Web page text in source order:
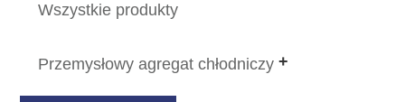
Wszystkie produkty
Przemysłowy agregat chłodniczy